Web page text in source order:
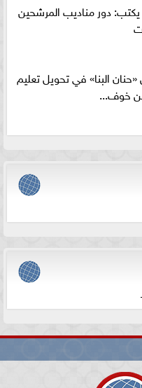
دور مناديب المرشحين
البنا» في تحويل تعليم
من خوف...